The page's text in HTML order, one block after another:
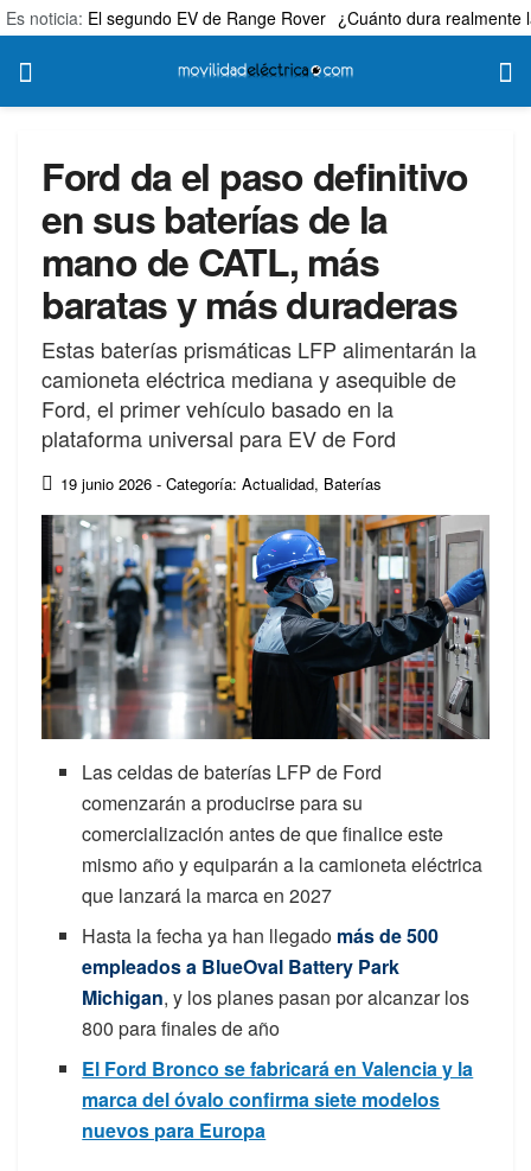
Es noticia: El segundo EV de Range Rover ¿Cuánto dura realmente
Ford da el paso definitivo
en sus baterías de la
mano de CATL, más
baratas y más duraderas
Estas baterías prismáticas LFP alimentarán la
camioneta eléctrica mediana y asequible de
Ford, el primer vehículo basado en la
plataforma universal para EV de Ford
19 junio 2026 - Categoría: Actualidad, Baterías
Las celdas de baterías LFP de Ford
comenzarán a producirse para su
comercialización antes de que finalice este
mismo año y equiparán a la camioneta eléctrica
que lanzará la marca en 2027
Hasta la fecha ya han llegado más de 500
empleados a BlueOval Battery Park
Michigan, y los planes pasan por alcanzar los
800 para finales de año
El Ford Bronco se fabricará en Valencia y la
marca del óvalo confirma siete modelos
nuevos para Europa